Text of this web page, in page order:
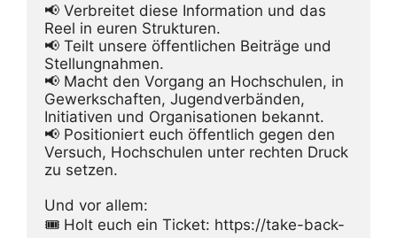
📢 Verbreitet diese Information und das
Reel in euren Strukturen.
📢 Teilt unsere öffentlichen Beiträge und
Stellungnahmen.
📢 Macht den Vorgang an Hochschulen, in
Gewerkschaften, Jugendverbänden,
Initiativen und Organisationen bekannt.
📢 Positioniert euch öffentlich gegen den
Versuch, Hochschulen unter rechten Druck
zu setzen.
Und vor allem:
🎟️ Holt euch ein Ticket: https://take-back-